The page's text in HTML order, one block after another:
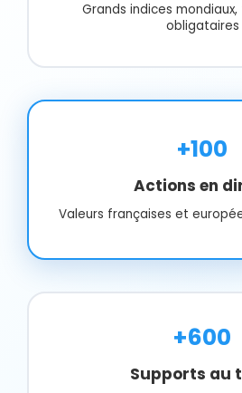
Grands indices
obligataires
+100
Actions en
Valeurs françaises et
+600
Supports au